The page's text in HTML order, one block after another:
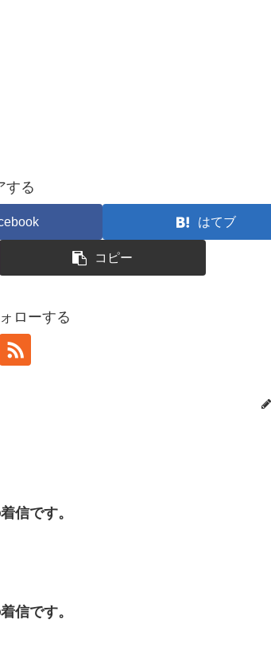
する
はてブ
コピー
ローする
信です。
信です。